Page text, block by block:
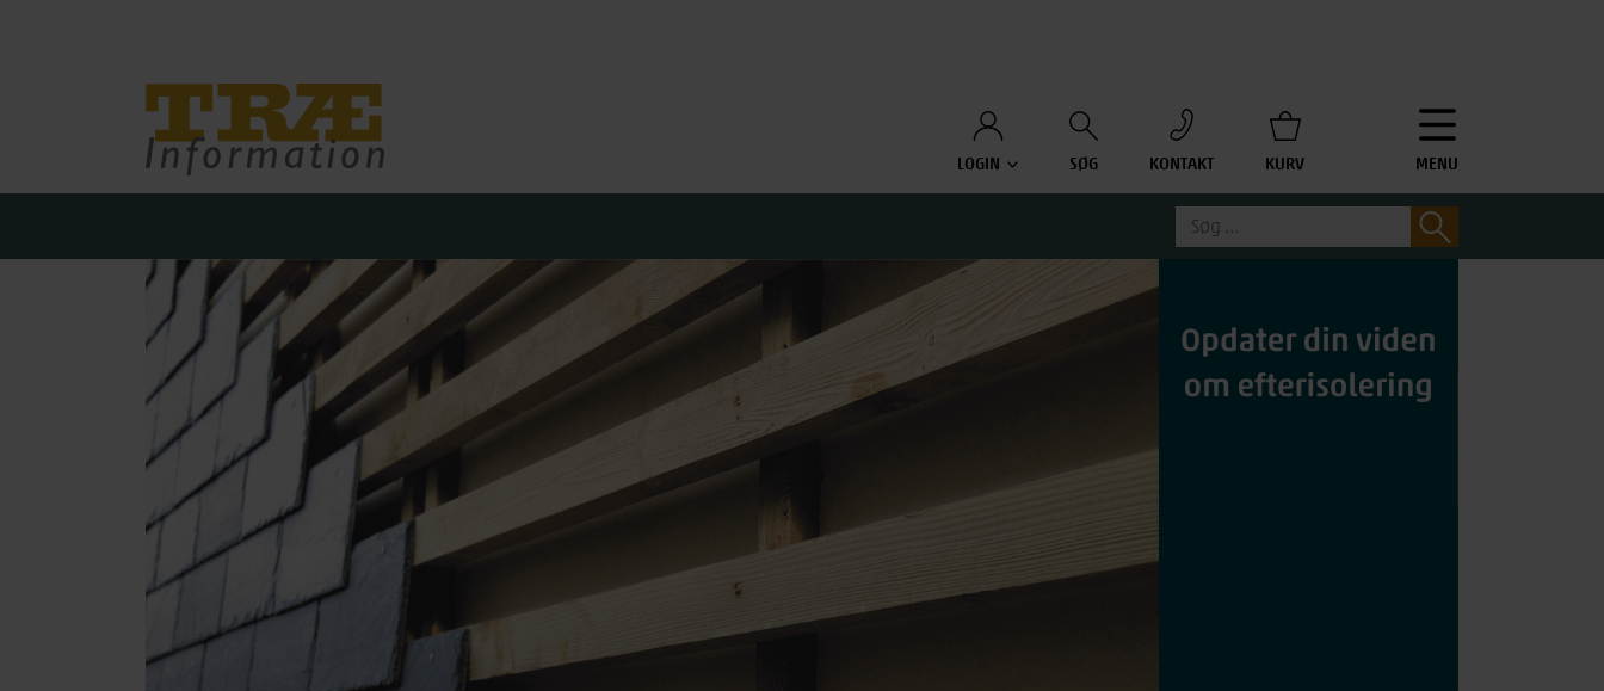
LOGIN SØG KONTAKT KURV MENU
Søg
efter: